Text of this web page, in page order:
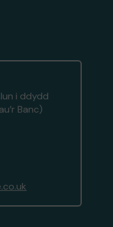
i ddydd
Banc)